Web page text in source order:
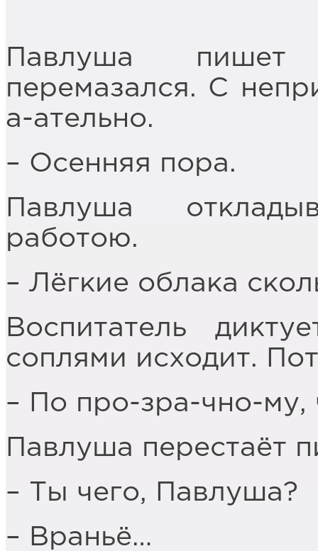
Павлуша пишет
перемазался. С
а-ательно.
– Осенняя пора.
Павлуша
работою.
– Лёгкие облака
Воспитатель
соплями исходит.
– По про-зра-чно-му,
Павлуша перестаёт
– Ты чего, Павлуша?
– Враньё…